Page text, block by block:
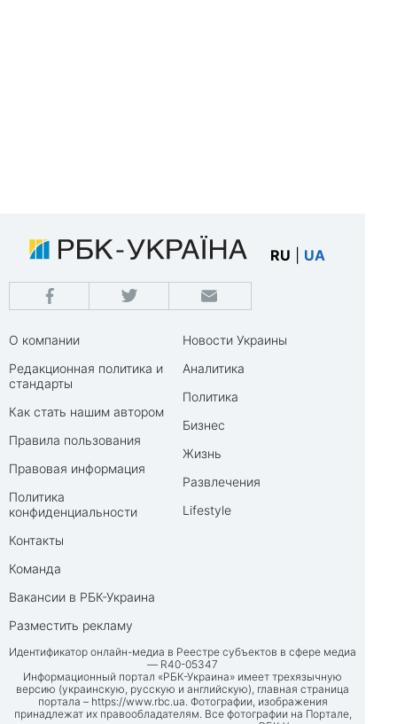
RU UA
О компании
Редакционная политика и
стандарты
Как стать нашим автором
Правила пользования
Правовая информация
Политика
конфиденциальности
Контакты
Команда
Вакансии в РБК-Украина
Разместить рекламу
Новости Украины
Аналитика
Политика
Бизнес
Жизнь
Развлечения
Lifestyle
Идентификатор онлайн-медиа в Реестре субъектов в сфере медиа
— R40-05347
Информационный портал «РБК-Украина» имеет трехязычную
версию (украинскую, русскую и английскую), главная страница
портала – https://www.rbc.ua. Фотографии, изображения
принадлежат их правообладателям. Все фотографии на Портале,